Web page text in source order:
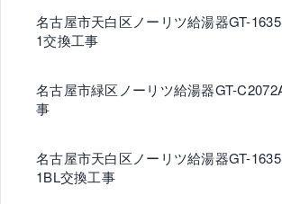
名古屋市天白区ノーリツ給湯器GT-
1交換工事
名古屋市緑区ノーリツ給湯器GT-
事
名古屋市天白区ノーリツ給湯器GT-
1BL交換工事